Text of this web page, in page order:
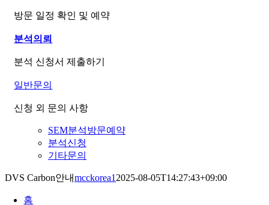
방문 일정 확인 및 예약
분석의뢰
분석 신청서 제출하기
일반문의
신청 외 문의 사항
SEM분석방문예약
분석신청
기타문의
DVS Carbon안내mcckorea1 2025-08-05T14:27:43+09:00
홈